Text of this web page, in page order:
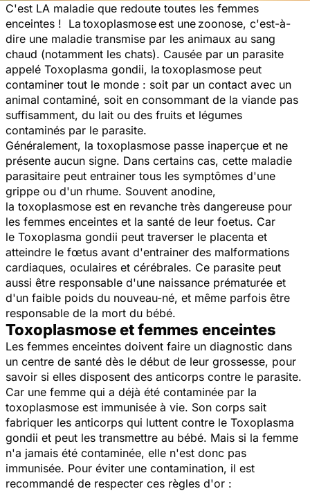
C'est LA maladie que redoute toutes les femmes
enceintes ! La toxoplasmoseest une zoonose, c'est-à-
dire une maladie transmise par les animaux au sang
chaud (notamment les chats). Causée par un parasite
appelé Toxoplasma gondii, la toxoplasmose peut
contaminer tout le monde : soit par un contact avec un
animal contaminé, soit en consommant de la viande pas
suffisamment, du lait ou des fruits et légumes
contaminés par le parasite.
Généralement, la toxoplasmose passe inaperçue et ne
présente aucun signe. Dans certains cas, cette maladie
parasitaire peut entrainer tous les symptômes d'une
grippe ou d'un rhume. Souvent anodine,
la toxoplasmose est en revanche très dangereuse pour
les femmes enceintes et la santé de leur foetus. Car
le Toxoplasma gondii peut traverser le placenta et
atteindre le fœtus avant d'entrainer des malformations
cardiaques, oculaires et cérébrales. Ce parasite peut
aussi être responsable d'une naissance prématurée et
d'un faible poids du nouveau-né, et même parfois être
responsable de la mort du bébé.
Toxoplasmose et femmes enceintes
Les femmes enceintes doivent faire un diagnostic dans
un centre de santé dès le début de leur grossesse, pour
savoir si elles disposent des anticorps contre le parasite.
Car une femme qui a déjà été contaminée par la
toxoplasmose est immunisée à vie. Son corps sait
fabriquer les anticorps qui luttent contre le Toxoplasma
gondii et peut les transmettre au bébé. Mais si la femme
n'a jamais été contaminée, elle n'est donc pas
immunisée. Pour éviter une contamination, il est
recommandé de respecter ces règles d'or :